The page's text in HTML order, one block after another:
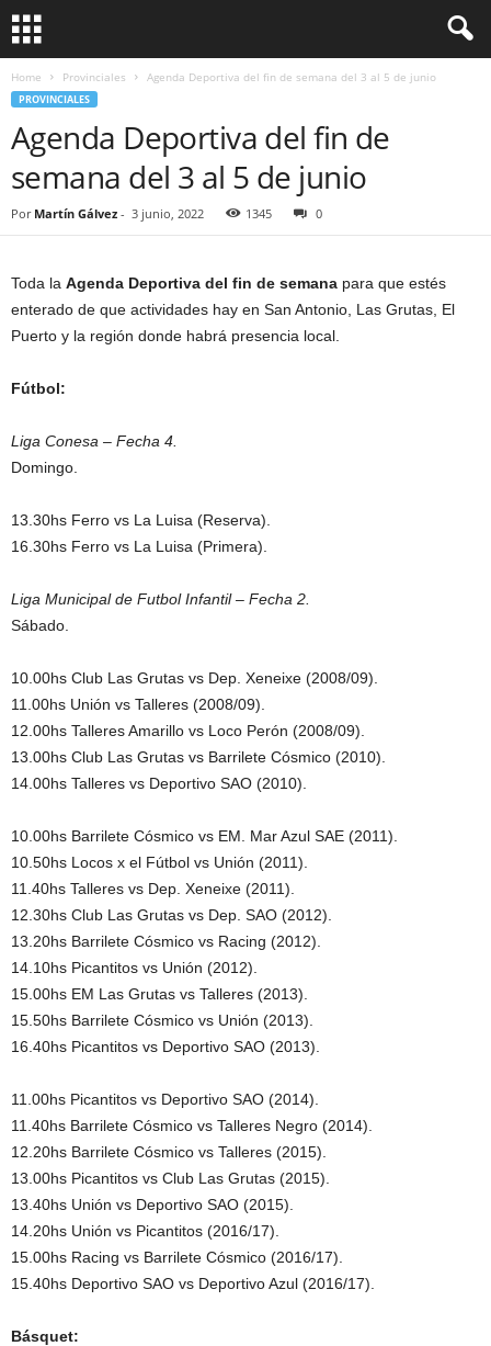
Home Provinciales Agenda Deportiva del fin de semana del 3 al 5 de junio
PROVINCIALES
Agenda Deportiva del fin de
semana del 3 al 5 de junio
Por Martín Gálvez - 3 junio, 2022 1345 0
Toda la Agenda Deportiva del fin de semana para que estés
enterado de que actividades hay en San Antonio, Las Grutas, El
Puerto y la región donde habrá presencia local.
Fútbol:
Liga Conesa – Fecha 4.
Domingo.
13.30hs Ferro vs La Luisa (Reserva).
16.30hs Ferro vs La Luisa (Primera).
Liga Municipal de Futbol Infantil – Fecha 2.
Sábado.
10.00hs Club Las Grutas vs Dep. Xeneixe (2008/09).
11.00hs Unión vs Talleres (2008/09).
12.00hs Talleres Amarillo vs Loco Perón (2008/09).
13.00hs Club Las Grutas vs Barrilete Cósmico (2010).
14.00hs Talleres vs Deportivo SAO (2010).
10.00hs Barrilete Cósmico vs EM. Mar Azul SAE (2011).
10.50hs Locos x el Fútbol vs Unión (2011).
11.40hs Talleres vs Dep. Xeneixe (2011).
12.30hs Club Las Grutas vs Dep. SAO (2012).
13.20hs Barrilete Cósmico vs Racing (2012).
14.10hs Picantitos vs Unión (2012).
15.00hs EM Las Grutas vs Talleres (2013).
15.50hs Barrilete Cósmico vs Unión (2013).
16.40hs Picantitos vs Deportivo SAO (2013).
11.00hs Picantitos vs Deportivo SAO (2014).
11.40hs Barrilete Cósmico vs Talleres Negro (2014).
12.20hs Barrilete Cósmico vs Talleres (2015).
13.00hs Picantitos vs Club Las Grutas (2015).
13.40hs Unión vs Deportivo SAO (2015).
14.20hs Unión vs Picantitos (2016/17).
15.00hs Racing vs Barrilete Cósmico (2016/17).
15.40hs Deportivo SAO vs Deportivo Azul (2016/17).
Básquet: